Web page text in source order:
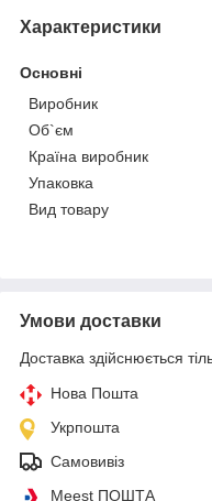
Характеристики
Основні
Виробник
Об`єм
Країна виробник
Упаковка
Вид товару
Умови доставки
Доставка здійснюється
Нова Пошта
Укрпошта
Самовивіз
Meest ПОШТА